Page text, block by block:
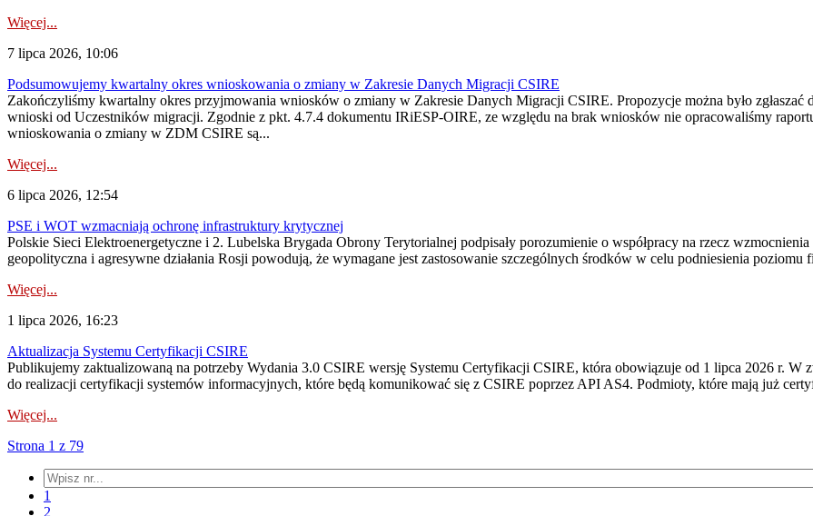
Więcej...
7 lipca 2026, 10:06
Podsumowujemy kwartalny okres wnioskowania o zmiany w Zakresie Danych Migracji CSIRE
Zakończyliśmy kwartalny okres przyjmowania wniosków o zmiany w Zakresie Danych Migracji CSIRE. Propozycje można było zgłaszać
wnioski od Uczestników migracji. Zgodnie z pkt. 4.7.4 dokumentu IRiESP-OIRE, ze względu na brak wniosków nie opracowaliśmy
wnioskowania o zmiany w ZDM CSIRE są...
Więcej...
6 lipca 2026, 12:54
PSE i WOT wzmacniają ochronę infrastruktury krytycznej
Polskie Sieci Elektroenergetyczne i 2. Lubelska Brygada Obrony Terytorialnej podpisały porozumienie o współpracy na rzecz
geopolityczna i agresywne działania Rosji powodują, że wymagane jest zastosowanie szczególnych środków w celu podniesienia
Więcej...
1 lipca 2026, 16:23
Aktualizacja Systemu Certyfikacji CSIRE
Publikujemy zaktualizowaną na potrzeby Wydania 3.0 CSIRE wersję Systemu Certyfikacji CSIRE, która obowiązuje od 1 lipca 2026 r. W
do realizacji certyfikacji systemów informacyjnych, które będą komunikować się z CSIRE poprzez API AS4. Podmioty, które mają już
Więcej...
Strona 1 z 79
1
2